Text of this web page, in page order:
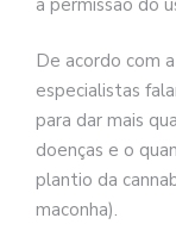
De acordo com
especialistas
para dar mais
doenças e o
plantio da
maconha).